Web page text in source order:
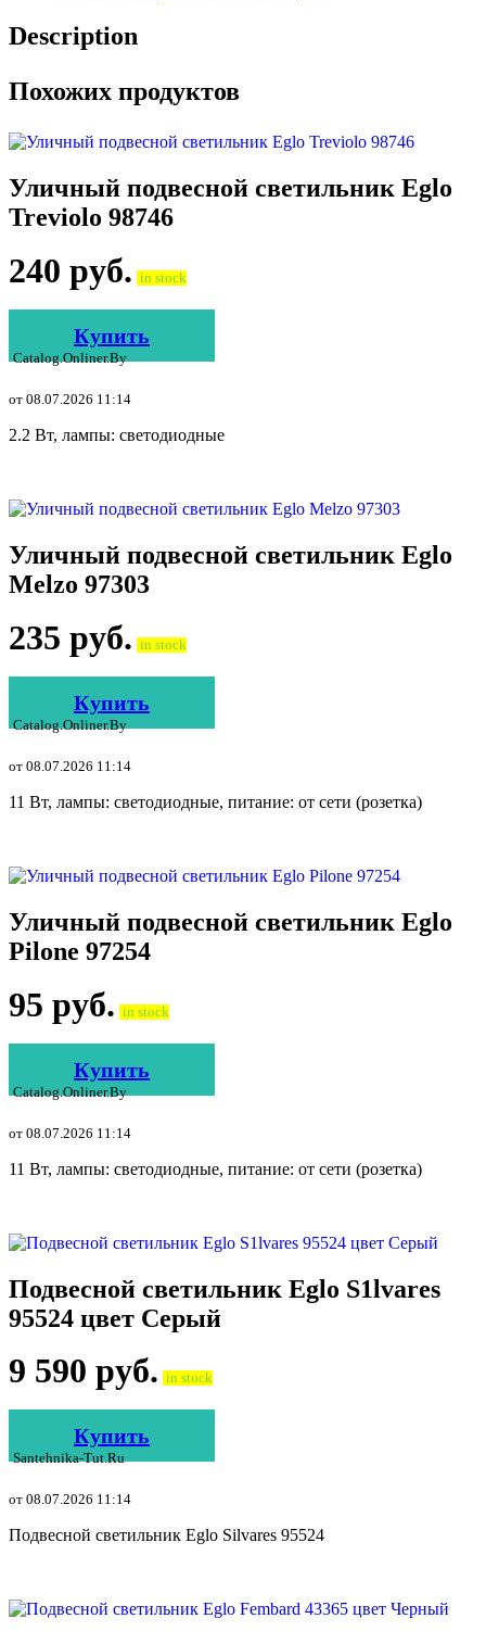
Description
Похожих продуктов
Уличный подвесной светильник Eglo
Treviolo 98746
240 руб. in stock
Купить
Catalog.onliner.by
от 08.07.2026 11:14
2.2 Вт, лампы: светодиодные
Уличный подвесной светильник Eglo
Melzo 97303
235 руб. in stock
Купить
Catalog.onliner.by
от 08.07.2026 11:14
11 Вт, лампы: светодиодные, питание: от сети (розетка)
Уличный подвесной светильник Eglo
Pilone 97254
95 руб. in stock
Купить
Catalog.onliner.by
от 08.07.2026 11:14
11 Вт, лампы: светодиодные, питание: от сети (розетка)
Подвесной светильник Eglo S1lvares
95524 цвет Серый
9 590 руб. in stock
Купить
Santehnika-Tut.ru
от 08.07.2026 11:14
Подвесной светильник Eglo Silvares 95524